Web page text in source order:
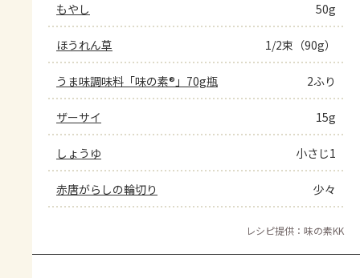
もやし 50g
ほうれん草 1/2束（90g）
うま味調味料「味の素®」70g瓶 2ふり
ザーサイ 15g
しょうゆ 小さじ1
赤唐がらしの輪切り 少々
レシピ提供：味の素KK